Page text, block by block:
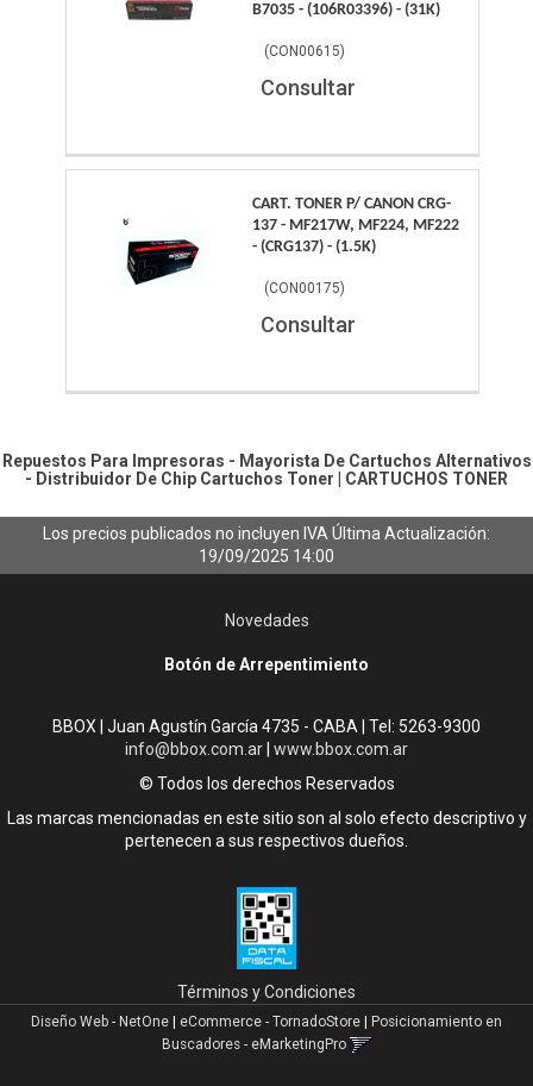
B7035 - (106R03396) - (31K)
(CON00615)
Consultar
CART. TONER P/ CANON CRG-
137 - MF217W, MF224, MF222
- (CRG137) - (1.5K)
(CON00175)
Consultar
Repuestos Para Impresoras - Mayorista De Cartuchos Alternativos
- Distribuidor De Chip Cartuchos Toner CARTUCHOS TONER
Los precios publicados no incluyen IVAÚltima Actualización:
19/09/2025 14:00
Novedades
Botón de Arrepentimiento
BBOX | Juan Agustín García 4735 - CABA | Tel: 5263-9300
info@bbox.com.ar www.bbox.com.ar
© Todos los derechos Reservados
Las marcas mencionadas en este sitio son al solo efecto descriptivo y
pertenecen a sus respectivos dueños.
Términos y Condiciones
Diseño Web - NetOne | eCommerce - TornadoStore | Posicionamiento en
Buscadores - eMarketingPro